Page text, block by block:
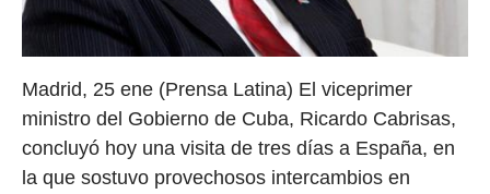
Madrid, 25 ene (Prensa Latina) El viceprimer
ministro del Gobierno de Cuba, Ricardo Cabrisas,
concluyó hoy una visita de tres días a España, en
la que sostuvo provechosos intercambios en